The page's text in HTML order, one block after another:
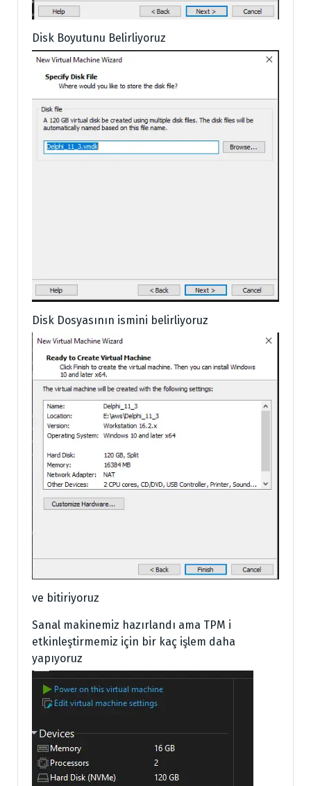
Disk Boyutunu Belirliyoruz
Disk Dosyasının ismini belirliyoruz
ve bitiriyoruz
Sanal makinemiz hazırlandı ama TPM i
etkinleştirmemiz için bir kaç işlem daha
yapıyoruz